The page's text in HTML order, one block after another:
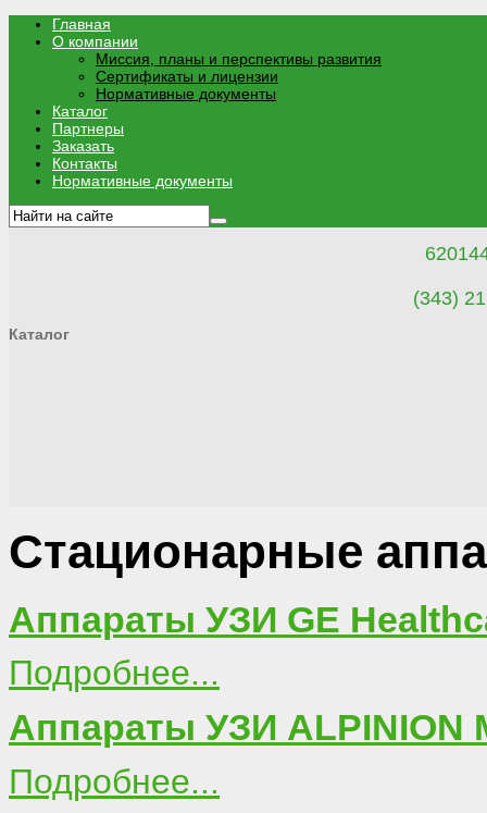
Главная
О компании
Миссия, планы и перспективы развития
Сертификаты и лицензии
Нормативные документы
Каталог
Партнеры
Заказать
Контакты
Нормативные документы
(343)
Каталог
Стационарные
Аппараты УЗИ GE
Подробнее...
Аппараты УЗИ ALPINION
Подробнее...